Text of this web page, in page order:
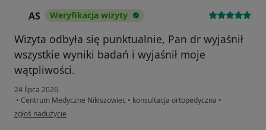
AS Weryfikacja wizyty
Wizyta odbyła się punktualnie, Pan dr wyjaśnił
wszystkie wyniki badań i wyjaśnił moje
wątpliwości.
24 lipca 2026
• Centrum Medyczne Nikiszowiec • konsultacja ortopedyczna •
w opinii użytkownika AS
zgłoś nadużycie